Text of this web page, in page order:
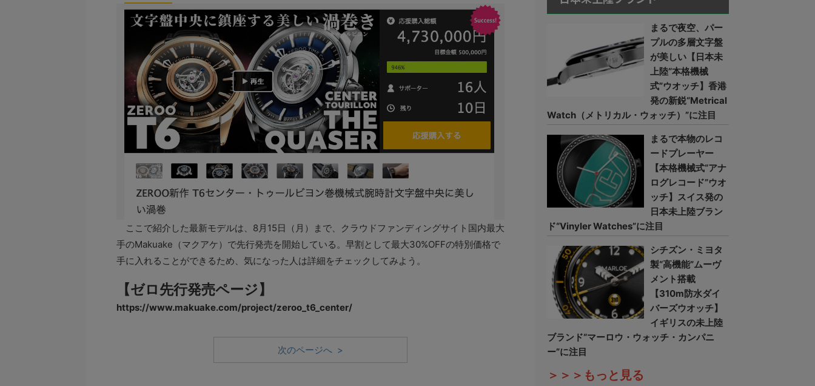
ここで紹介した最新モデルは、8月15日（月）まで、クラウドファンディングサイト国内最大
手のMakuake（マクアケ）で先行発売を開始している。早割として最大30%OFFの特別価格で
手に入れることができるため、気になった人は詳細をチェックしてみよう。
【ゼロ先行発売ページ】
https://www.makuake.com/project/zeroo_t6_center/
次のページへ >
まるで夜空、パー
プルの多層文字盤
が美しい【日本未
上陸“本格機械
式”ウオッチ】香港
発の新鋭“Metrical
Watch（メトリカル・ウォッチ）”に注目
まるで本物のレコ
ードプレーヤー
【本格機械式“アナ
ログレコード”ウオ
ッチ】スイス発の
日本未上陸ブラン
ド“Vinyler Watches”に注目
シチズン・ミヨタ
製“高機能”ムーヴ
メント搭載
【310m防水ダイ
バーズウオッチ】
イギリスの未上陸
ブランド“マーロウ・ウォッチ・カンパニ
ー”に注目
＞＞＞もっと見る